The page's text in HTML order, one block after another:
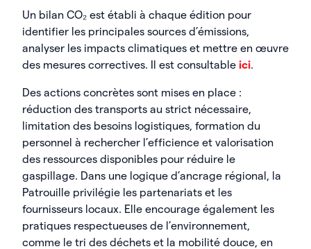
Un bilan CO₂ est établi à chaque édition pour
identifier les principales sources d’émissions,
analyser les impacts climatiques et mettre en œuvre
des mesures correctives. Il est consultable ici.
Des actions concrètes sont mises en place :
réduction des transports au strict nécessaire,
limitation des besoins logistiques, formation du
personnel à rechercher l’efficience et valorisation
des ressources disponibles pour réduire le
gaspillage. Dans une logique d’ancrage régional, la
Patrouille privilégie les partenariats et les
fournisseurs locaux. Elle encourage également les
pratiques respectueuses de l’environnement,
comme le tri des déchets et la mobilité douce, en